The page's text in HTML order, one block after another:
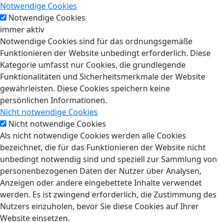
Notwendige Cookies
Notwendige Cookies
immer aktiv
Notwendige Cookies sind für das ordnungsgemäße
Funktionieren der Website unbedingt erforderlich. Diese
Kategorie umfasst nur Cookies, die grundlegende
Funktionalitäten und Sicherheitsmerkmale der Website
gewährleisten. Diese Cookies speichern keine
persönlichen Informationen.
Nicht notwendige Cookies
Nicht notwendige Cookies
Als nicht notwendige Cookies werden alle Cookies
bezeichnet, die für das Funktionieren der Website nicht
unbedingt notwendig sind und speziell zur Sammlung von
personenbezogenen Daten der Nutzer über Analysen,
Anzeigen oder andere eingebettete Inhalte verwendet
werden. Es ist zwingend erforderlich, die Zustimmung des
Nutzers einzuholen, bevor Sie diese Cookies auf Ihrer
Website einsetzen.